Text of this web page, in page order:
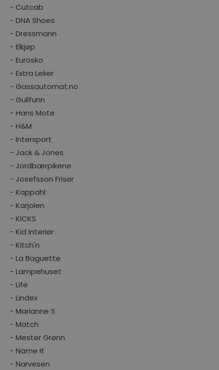
- Cutcab
- DNA Shoes
- Dressmann
- Elkjøp
- Eurosko
- Extra Leker
- Gassautomat.no
- Gullfunn
- Hans Mote
- H&M
- Intersport
- Jack & Jones
- Jordbærpikene
- Josefsson Frisør
- Kappahl
- Karjolen
- KICKS
- Kid Interiør
- Kitch'n
- La Baguette
- Lampehuset
- Life
- Lindex
- Marianne S
- Match
- Mester Grønn
- Name It
- Narvesen